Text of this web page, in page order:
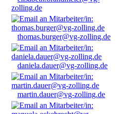
zolling.de
thomas.burger@vg-zolling.de
daniela.dauer@vg-zolling.de
martin.dauer@vg-zolling.de